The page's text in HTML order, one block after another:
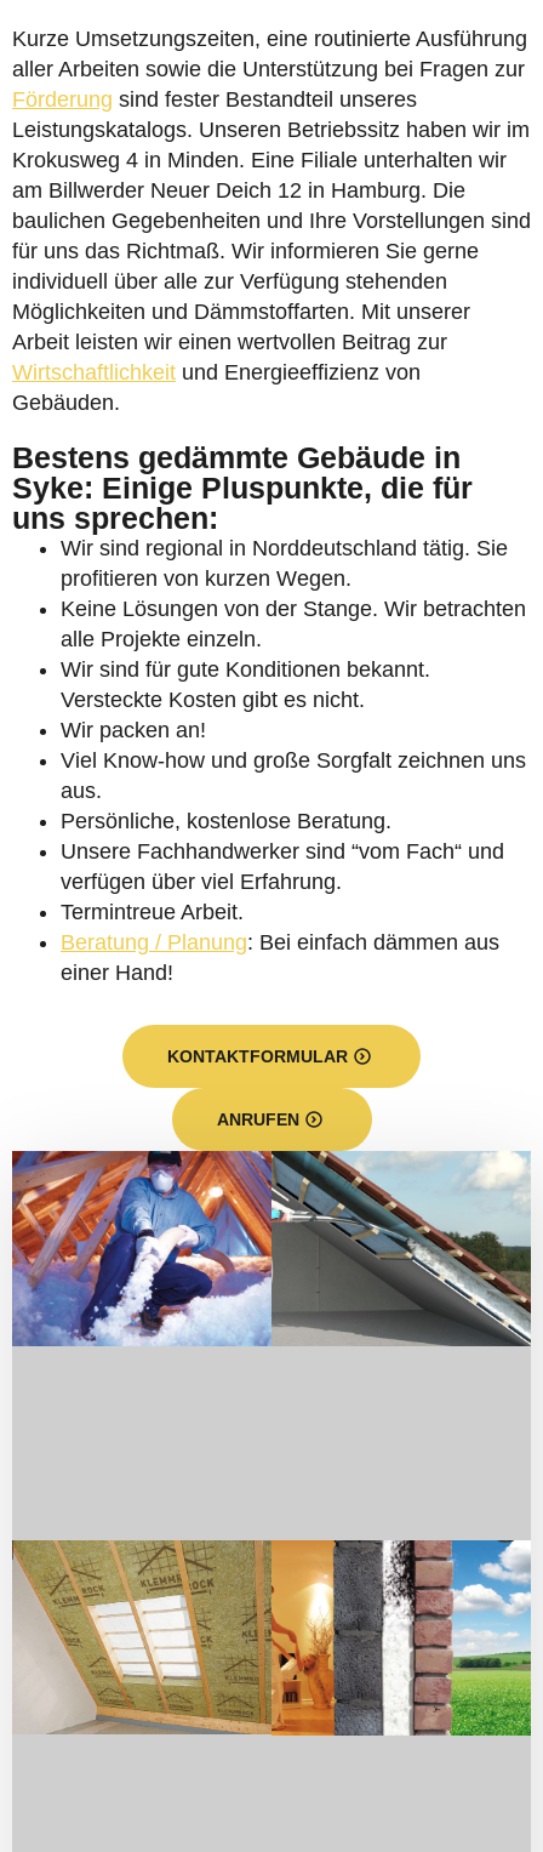
Kurze Umsetzungszeiten, eine routinierte Ausführung
aller Arbeiten sowie die Unterstützung bei Fragen zur
Förderung sind fester Bestandteil unseres
Leistungskatalogs. Unseren Betriebssitz haben wir im
Krokusweg 4 in Minden. Eine Filiale unterhalten wir
am Billwerder Neuer Deich 12 in Hamburg. Die
baulichen Gegebenheiten und Ihre Vorstellungen sind
für uns das Richtmaß. Wir informieren Sie gerne
individuell über alle zur Verfügung stehenden
Möglichkeiten und Dämmstoffarten. Mit unserer
Arbeit leisten wir einen wertvollen Beitrag zur
Wirtschaftlichkeit und Energieeffizienz von
Gebäuden.
Bestens gedämmte Gebäude in
Syke: Einige Pluspunkte, die für
uns sprechen:
Wir sind regional in Norddeutschland tätig. Sie
profitieren von kurzen Wegen.
Keine Lösungen von der Stange. Wir betrachten
alle Projekte einzeln.
Wir sind für gute Konditionen bekannt.
Versteckte Kosten gibt es nicht.
Wir packen an!
Viel Know-how und große Sorgfalt zeichnen uns
aus.
Persönliche, kostenlose Beratung.
Unsere Fachhandwerker sind “vom Fach“ und
verfügen über viel Erfahrung.
Termintreue Arbeit.
Beratung / Planung: Bei einfach dämmen aus
einer Hand!
KONTAKTFORMULAR
ANRUFEN